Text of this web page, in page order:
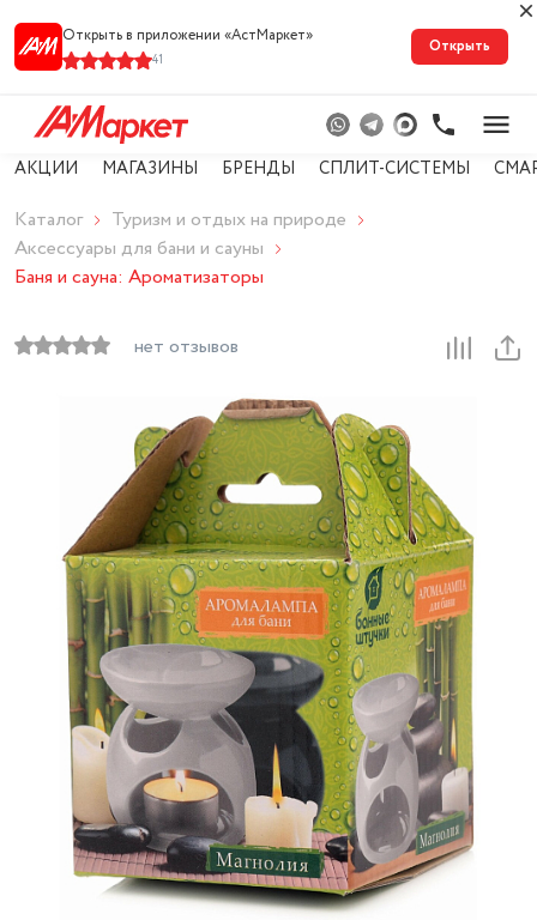
Открыть в приложении «АстМарке‪т‬»
41
Открыть
АКЦИИ МАГАЗИНЫ БРЕНДЫ СПЛИТ-СИСТЕМЫ
Каталог
Туризм и отдых на природе
Аксессуары для бани и сауны
Баня и сауна: Ароматизаторы
нет отзывов